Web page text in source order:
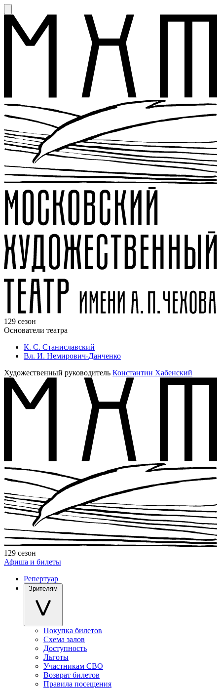
129 сезон
Основатели театра
К. С. Станиславский
Вл. И. Немирович-Данченко
Художественный руководитель Константин Хабенский
129 сезон
Афиша и билеты
Репертуар
Зрителям
Покупка билетов
Схема залов
Доступность
Льготы
Участникам СВО
Возврат билетов
Правила посещения